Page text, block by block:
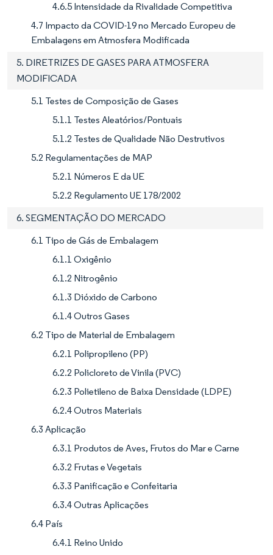
4.6.5 Intensidade da Rivalidade Competitiva
4.7 Impacto da COVID-19 no Mercado Europeu de
Embalagens em Atmosfera Modificada
5. DIRETRIZES DE GASES PARA ATMOSFERA
MODIFICADA
5.1 Testes de Composição de Gases
5.1.1 Testes Aleatórios/Pontuais
5.1.2 Testes de Qualidade Não Destrutivos
5.2 Regulamentações de MAP
5.2.1 Números E da UE
5.2.2 Regulamento UE 178/2002
6. SEGMENTAÇÃO DO MERCADO
6.1 Tipo de Gás de Embalagem
6.1.1 Oxigênio
6.1.2 Nitrogênio
6.1.3 Dióxido de Carbono
6.1.4 Outros Gases
6.2 Tipo de Material de Embalagem
6.2.1 Polipropileno (PP)
6.2.2 Policloreto de Vinila (PVC)
6.2.3 Polietileno de Baixa Densidade (LDPE)
6.2.4 Outros Materiais
6.3 Aplicação
6.3.1 Produtos de Aves, Frutos do Mar e Carne
6.3.2 Frutas e Vegetais
6.3.3 Panificação e Confeitaria
6.3.4 Outras Aplicações
6.4 País
6.4.1 Reino Unido